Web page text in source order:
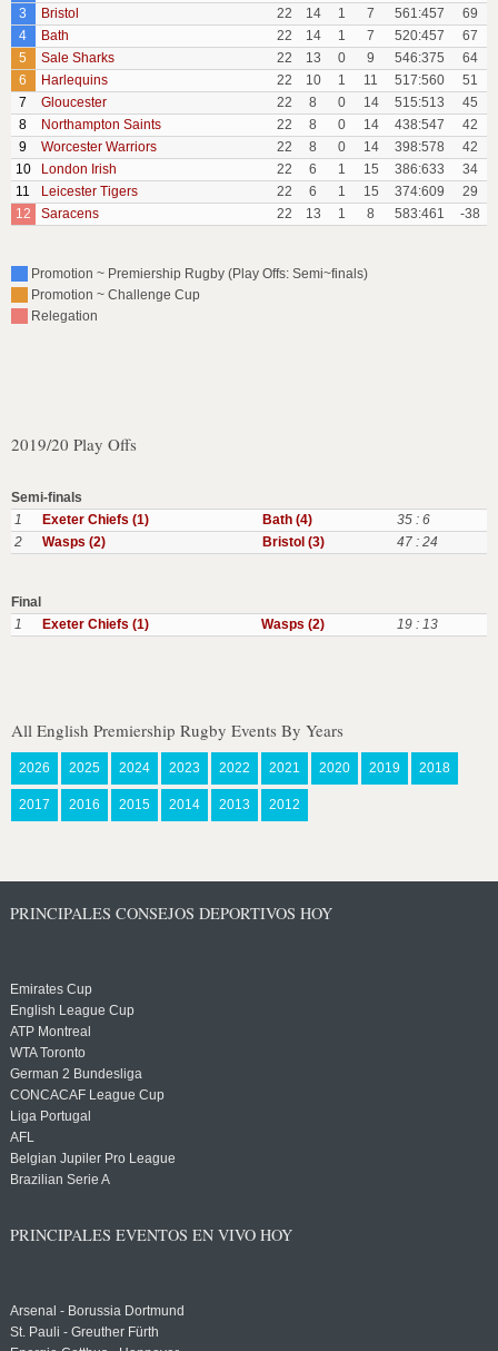
3
Bristol 22 14 1 7 561:457
69
4
Bath 22 14 1 7 520:457
67
5
Sale Sharks 22 13 0 9 546:375
64
6
Harlequins 22 10 1 11 517:560
51
7
Gloucester 22 8 0 14 515:513
45
8
Northampton Saints 22 8 0 14 438:547
42
9
Worcester Warriors 22 8 0 14 398:578
42
10
London Irish 22 6 1 15 386:633
34
11
Leicester Tigers 22 6 1 15 374:609
29
12
Saracens 22 13 1 8 583:461 -38
Promotion ~ Premiership Rugby (Play Offs: Semi~finals)
Promotion ~ Challenge Cup
Relegation
2019/20 Play Offs
Semi-finals
1
Exeter Chiefs (1) Bath (4)
35 : 6
2
Wasps (2) Bristol (3) 47 : 24
Final
1
Exeter Chiefs (1) Wasps (2) 19 : 13
All English Premiership Rugby Events By Years
2026 2025 2024 2023 2022 2021 2020 2019 2018
2017 2016 2015 2014 2013 2012
PRINCIPALES CONSEJOS DEPORTIVOS HOY
Emirates Cup
English League Cup
ATP Montreal
WTA Toronto
German 2 Bundesliga
CONCACAF League Cup
Liga Portugal
AFL
Belgian Jupiler Pro League
Brazilian Serie A
PRINCIPALES EVENTOS EN VIVO HOY
Arsenal - Borussia Dortmund
St. Pauli - Greuther Fürth